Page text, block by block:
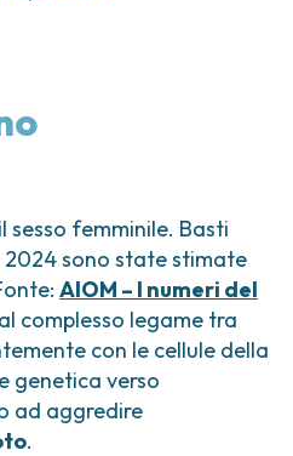
femminile. Basti
2024 sono state stimate
AIOM – I numeri del
complesso legame tra
con le cellule della
genetica verso
ad aggredire
.